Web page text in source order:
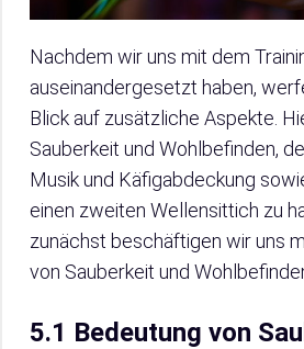
Nachdem wir uns mit dem
auseinandergesetzt haben,
Blick auf zusätzliche Aspekte.
Sauberkeit und Wohlbefinden,
Musik und Käfigabdeckung
einen zweiten Wellensittich zu
zunächst beschäftigen wir uns
von Sauberkeit und
5.1 Bedeutung von